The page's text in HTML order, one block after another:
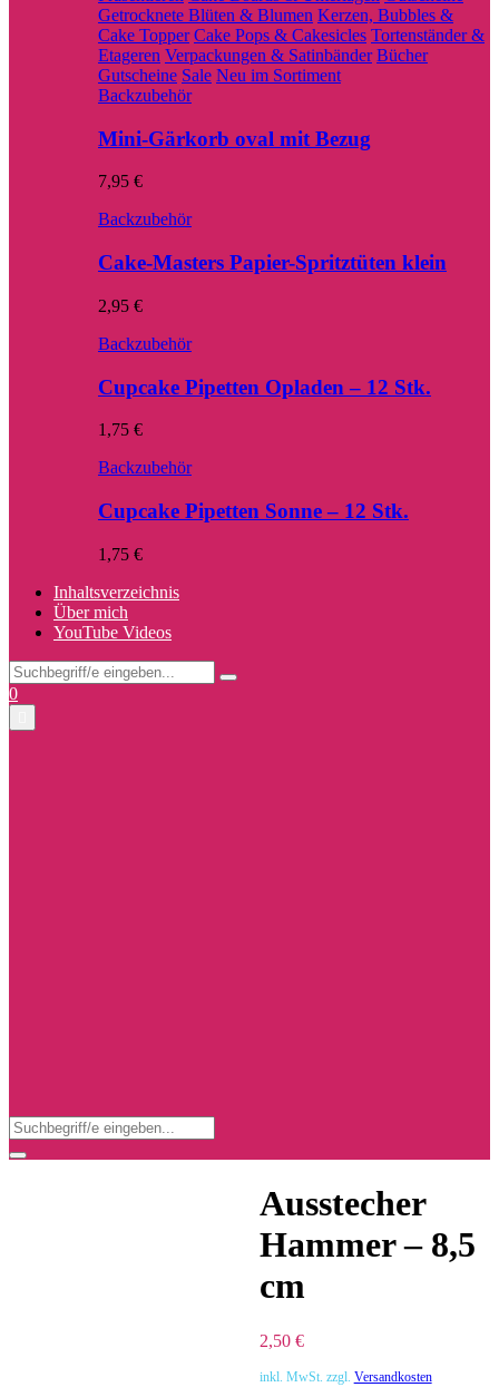
Getrocknete Blüten & Blumen Kerzen, Bubbles &
Cake Topper Cake Pops & Cakesicles Tortenständer &
Etageren Verpackungen & Satinbänder Bücher
Gutscheine Sale Neu im Sortiment
Backzubehör
Mini-Gärkorb oval mit Bezug
7,95 €
Backzubehör
Cake-Masters Papier-Spritztüten klein
2,95 €
Backzubehör
Cupcake Pipetten Opladen – 12 Stk.
1,75 €
Backzubehör
Cupcake Pipetten Sonne – 12 Stk.
1,75 €
Inhaltsverzeichnis
Über mich
YouTube Videos
Search
for:
Search
Facebook
Twitter
Instagram
Pinterest
Youtube
0
Menu
Search
for:
Search
Ausstecher
Hammer – 8,5
cm
2,50 €
inkl. MwSt. zzgl. Versandkosten